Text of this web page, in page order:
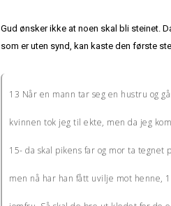
Gud ønsker ikke at noen skal bli steinet.
som er uten synd, kan kaste den første
13 Når en mann tar seg en hustru og
kvinnen tok jeg til ekte, men da jeg
15- da skal pikens far og mor ta
men nå har han fått uvilje mot henne,